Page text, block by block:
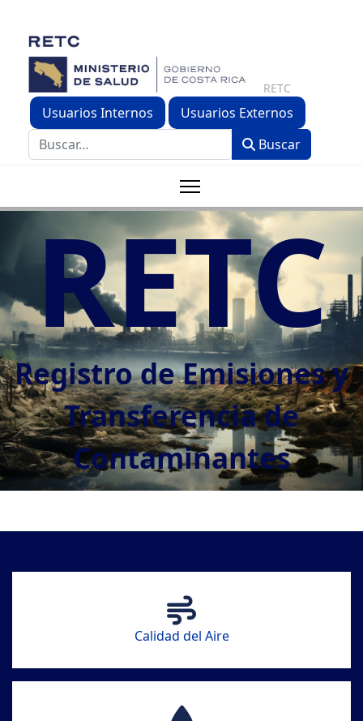
RETC
Usuarios Internos Usuarios Externos
Buscar Buscar
RETC
Registro de Emisiones y
Transferencia de
Contaminantes
Calidad del Aire